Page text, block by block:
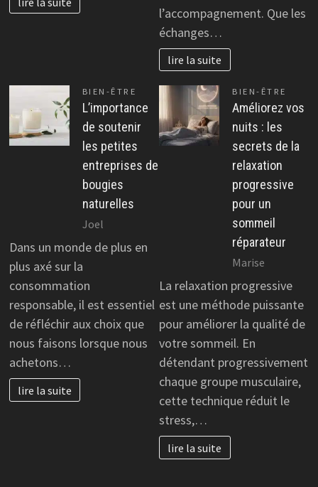
l’accompagnement. Que les
échanges…
lire la suite
BIEN-ÊTRE
L’importance
de soutenir
les petites
entreprises de
bougies
naturelles
Joel
Dans un monde de plus en
plus axé sur la
consommation
responsable, il est essentiel
de réfléchir aux choix que
nous faisons lorsque nous
achetons…
lire la suite
BIEN-ÊTRE
Améliorez vos
nuits : les
secrets de la
relaxation
progressive
pour un
sommeil
réparateur
Marise
La relaxation progressive
est une méthode puissante
pour améliorer la qualité de
votre sommeil. En
détendant progressivement
chaque groupe musculaire,
cette technique réduit le
stress,…
lire la suite